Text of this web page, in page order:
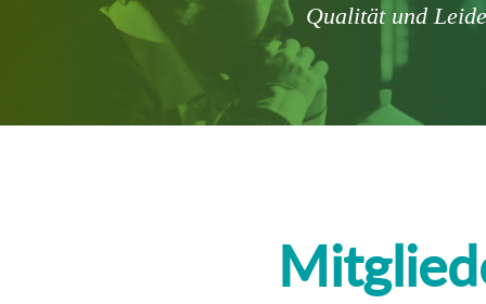
Qualität und